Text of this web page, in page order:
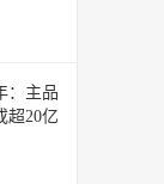
：主品
超20亿